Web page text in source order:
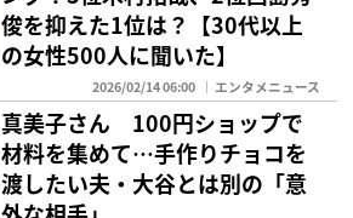
俊を抑えた1位は？【30代以上
の女性500人に聞いた】
2026/02/14 06:00 エンタメニュース
真美子さん 100円ショップで
材料を集めて…手作りチョコを
渡したい夫・大谷とは別の「意